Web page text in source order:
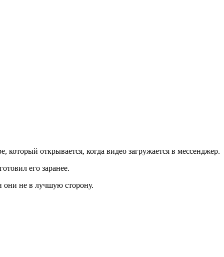
который открывается, когда видео загружается в мессенджер.
его заранее.
они не в лучшую сторону.